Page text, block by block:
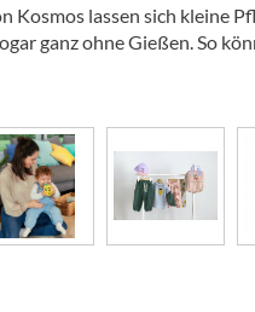
Kosmos lassen sich kleine
ganz ohne Gießen. So